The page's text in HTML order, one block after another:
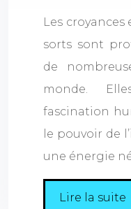
Les
sorts sont
de
monde.
fascination
le pouvoir de
une énergie
Lire la suite